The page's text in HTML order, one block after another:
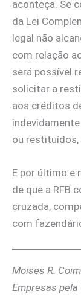
aconteça. Se
da Lei
legal não
com relação
será possível
solicitar a
aos créditos
ou restituídos,
E por último e
de que a RFB
cruzada,
com
Moises R.
Empresas